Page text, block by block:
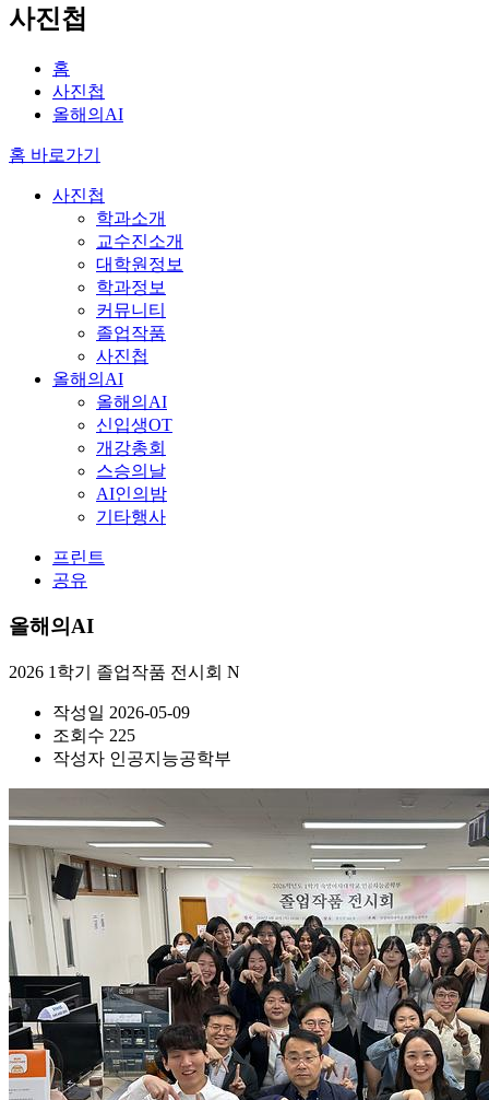
사진첩
홈
사진첩
올해의AI
홈 바로가기
사진첩
학과소개
교수진소개
대학원정보
학과정보
커뮤니티
졸업작품
사진첩
올해의AI
올해의AI
신입생OT
개강총회
스승의날
AI인의밤
기타행사
프린트
공유
올해의AI
2026 1학기 졸업작품 전시회 N
작성일 2026-05-09
조회수 225
작성자 인공지능공학부